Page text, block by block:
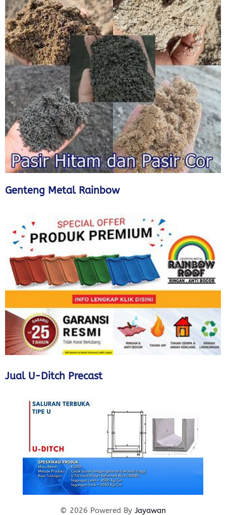
Genteng Metal Rainbow
Jual U-Ditch Precast
© 2026 Powered By Jayawan